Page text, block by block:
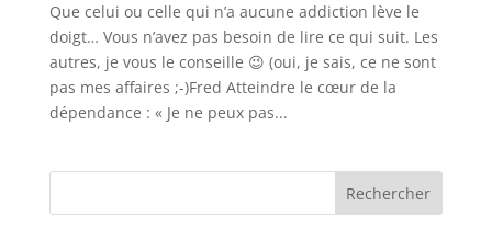
Que celui ou celle qui n’a aucune addiction lève le
doigt… Vous n’avez pas besoin de lire ce qui suit. Les
autres, je vous le conseille 😉 (oui, je sais, ce ne sont
pas mes affaires ;-)Fred Atteindre le cœur de la
dépendance : « Je ne peux pas...